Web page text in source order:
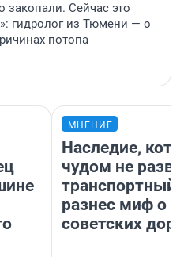
закопали. Сейчас это
гидролог из Тюмени — о
потопа
МНЕНИЕ
Наследие,
чудом не
транспортный
разнес миф о
советских